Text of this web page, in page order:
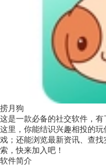
捞月狗
这是一款必备的社交软件，
这里，你能结识兴趣相投的
戏；还能浏览最新资讯、查
索，快来加入吧！
软件简介